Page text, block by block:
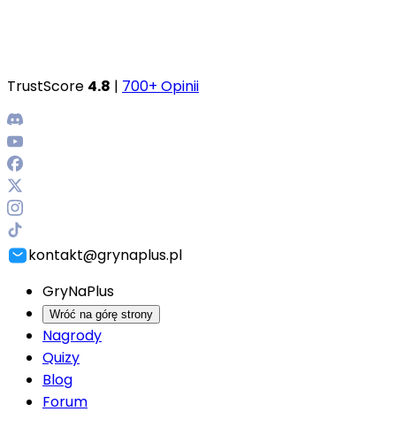
TrustScore 4.8 | 700+ Opinii
kontakt@grynaplus.pl
GryNaPlus
Wróć na górę strony
Nagrody
Quizy
Blog
Forum